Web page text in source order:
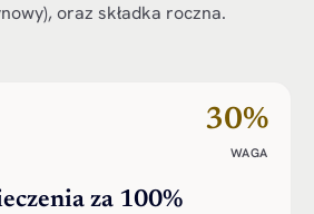
oraz składka roczna.
30%
WAGA
za 100%